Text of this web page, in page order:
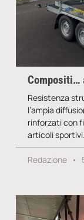
Compositi…
Resistenza
l’ampia
rinforzati con
articoli
Redazione